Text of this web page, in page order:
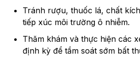
Tránh rượu, thuốc lá, chất
tiếp xúc môi trường ô nhiễm.
Thăm khám và thực hiện các
định kỳ để tầm soát sớm bất